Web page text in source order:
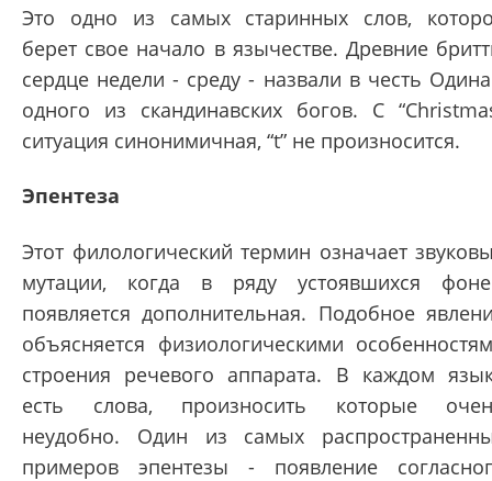
Это одно из самых старинных слов,
берет свое начало в язычестве. Древние
сердце недели - среду - назвали в честь
одного из скандинавских богов. С
ситуация синонимичная, “t” не произносится.
Эпентеза
Этот филологический термин означает
мутации, когда в ряду устоявшихся
появляется дополнительная. Подобное
объясняется физиологическими
строения речевого аппарата. В каждом
есть слова, произносить которые
неудобно. Один из самых
примеров эпентезы - появление